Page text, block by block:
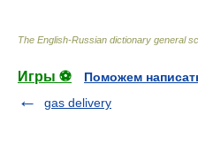
The English-Russian dictionary general
Игры ⚽
Поможем
gas delivery